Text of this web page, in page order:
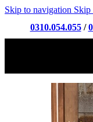
Skip to navigation Skip
0310.054.055/